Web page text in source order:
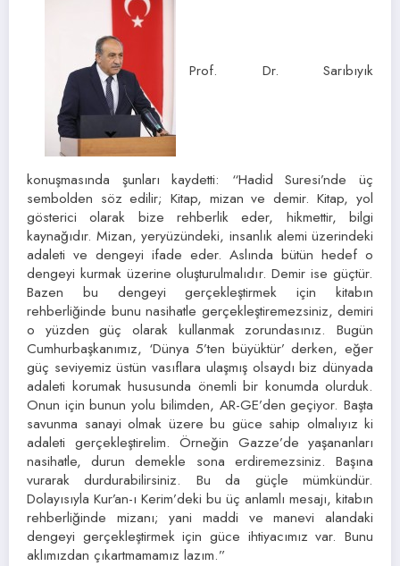
Prof. Dr. Sarıbıyık
konuşmasında şunları kaydetti: “Hadid Suresi’nde üç
sembolden söz edilir; Kitap, mizan ve demir. Kitap, yol
gösterici olarak bize rehberlik eder, hikmettir, bilgi
kaynağıdır. Mizan, yeryüzündeki, insanlık alemi üzerindeki
adaleti ve dengeyi ifade eder. Aslında bütün hedef o
dengeyi kurmak üzerine oluşturulmalıdır. Demir ise güçtür.
Bazen bu dengeyi gerçekleştirmek için kitabın
rehberliğinde bunu nasihatle gerçekleştiremezsiniz, demiri
o yüzden güç olarak kullanmak zorundasınız. Bugün
Cumhurbaşkanımız, ‘Dünya 5’ten büyüktür’ derken, eğer
güç seviyemiz üstün vasıflara ulaşmış olsaydı biz dünyada
adaleti korumak hususunda önemli bir konumda olurduk.
Onun için bunun yolu bilimden, AR-GE’den geçiyor. Başta
savunma sanayi olmak üzere bu güce sahip olmalıyız ki
adaleti gerçekleştirelim. Örneğin Gazze’de yaşananları
nasihatle, durun demekle sona erdiremezsiniz. Başına
vurarak durdurabilirsiniz. Bu da güçle mümkündür.
Dolayısıyla Kur’an-ı Kerim’deki bu üç anlamlı mesajı, kitabın
rehberliğinde mizanı; yani maddi ve manevi alandaki
dengeyi gerçekleştirmek için güce ihtiyacımız var. Bunu
aklımızdan çıkartmamamız lazım.”